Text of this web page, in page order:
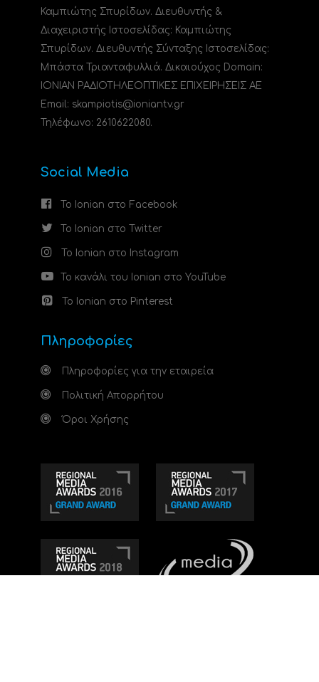
Καμπιώτης Σπυρίδων. Διευθυντής &
Διαχειριστής Ιστοσελίδας: Καμπιώτης
Σπυρίδων. Διευθυντής Σύνταξης Ιστοσελίδας:
Μπάστα Τριανταφυλλιά. Δικαιούχος Domain:
ΙΟΝΙΑΝ ΡΑΔΙΟΤΗΛΕΟΠΤΙΚΕΣ ΕΠΙΧΕΙΡΗΣΕΙΣ ΑΕ
Email: skampiotis@ioniantv.gr
Τηλέφωνο: 2610622080.
Social Media
Το Ionian στο Facebook
Το Ionian στο Twitter
Το Ionian στο Instagram
Το κανάλι του Ionian στο YouTube
Το Ionian στο Pinterest
Πληροφορίες
Πληροφορίες για την εταιρεία
Πολιτική Απορρήτου
Όροι Χρήσης